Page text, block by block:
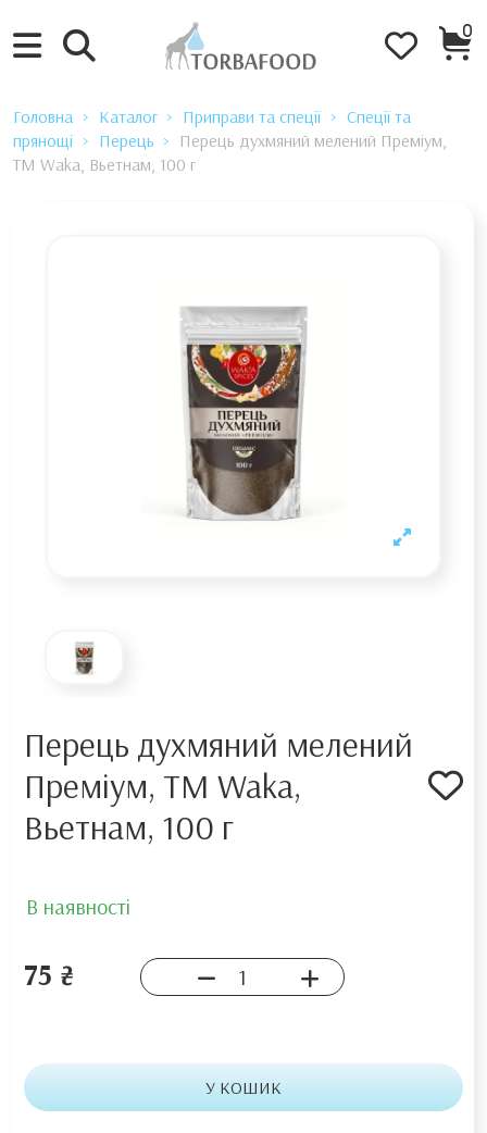
0
Головна Каталог Приправи та спеції
Спеції та
прянощі
Перець
Перець духмяний мелений Преміум,
TM Waka, Вьетнам, 100 г
Перець духмяний мелений
Преміум, TM Waka,
Вьетнам, 100 г
В наявності
75 ₴
У КОШИК